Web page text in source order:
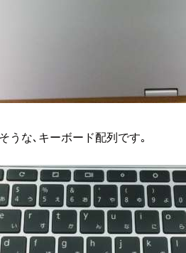
うな､キーボード配列です｡